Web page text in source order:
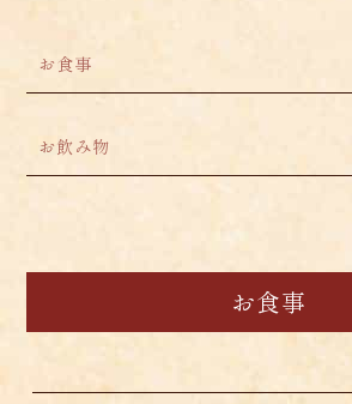
お食事
お飲み物
お食事